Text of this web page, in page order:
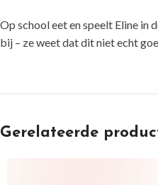
Op school eet en speelt Eline in
bij – ze weet dat dit niet echt
Gerelateerde